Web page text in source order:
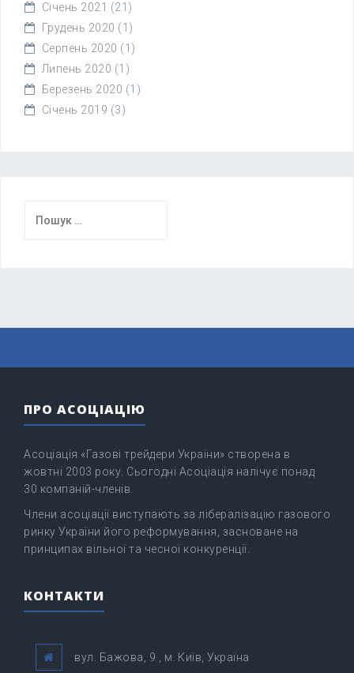
Січень 2021 (21)
Грудень 2020 (1)
Серпень 2020 (1)
Липень 2020 (1)
Березень 2020 (1)
Січень 2019 (3)
ПРО АСОЦІАЦІЮ
Асоціація «Газові трейдери України» створена в
жовтні 2003 року. Сьогодні Асоціація налічує понад
30 компаній-членів.
Члени асоціації виступають за лібералізацію газового
ринку України його реформування, засноване на
принципах вільної та чесної конкуренції.
КОНТАКТИ
вул. Бажова, 9 , м. Київ, Україна